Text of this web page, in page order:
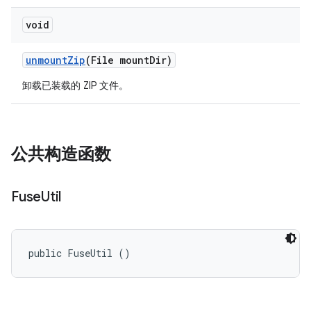
void
unmountZip(File mountDir)
卸载已装载的 ZIP 文件。
公共构造函数
FuseUtil
public FuseUtil ()